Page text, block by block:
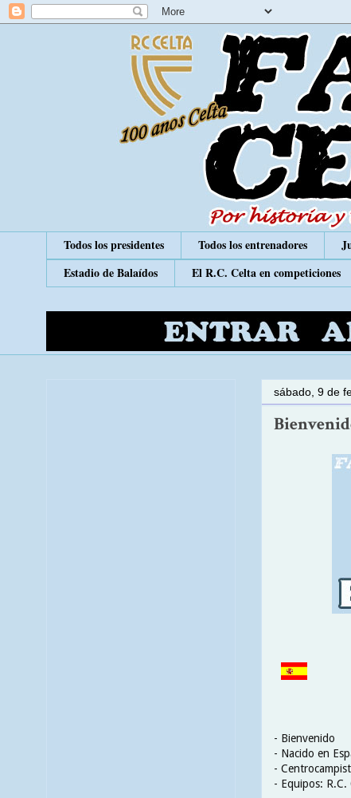
Todos los presidentes Todos los entrenadores
Estadio de Balaídos
El R.C. Celta en competiciones
sábado, 9 de
- Bienvenido
- Nacido en
-
- Equipos: